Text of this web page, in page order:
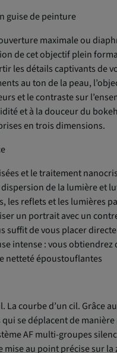
guise de peinture
maximale ou
de cet objectif plein
les détails captivants de
au ton de la peau,
et le contraste sur
et à la douceur du
en trois dimensions.
et le traitement
de la lumière et
les reflets et les lumières
un portrait avec un
suffit de vous placer
intense : vous obtiendrez
netteté époustouflantes
courbe d’un cil. Grâce
se déplacent de
AF multi-groupes
au point précise sur la